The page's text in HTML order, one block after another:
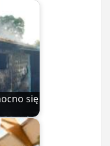
się